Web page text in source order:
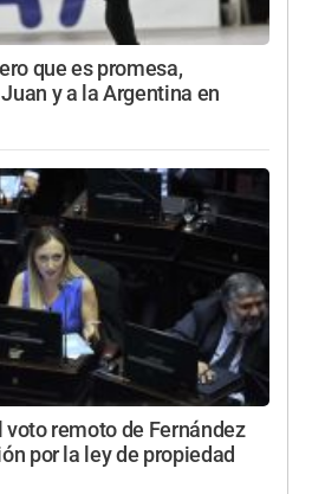
que es promesa,
y a la Argentina en
remoto de Fernández
por la ley de propiedad